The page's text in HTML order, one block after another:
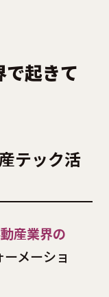
で起きて
テック活
産業界の
ーメーショ